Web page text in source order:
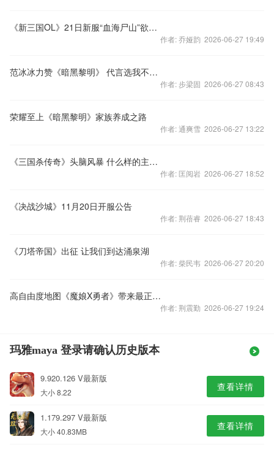
《新三国OL》21日新服“血海尸山”欲血沸腾
作者: 乔娅韵 2026-06-27 19:49
范冰冰力赞《暗黑黎明》 代言选我不如我选代言！
作者: 步梁固 2026-06-27 08:43
荣耀至上《暗黑黎明》家族养成之路
作者: 通爽雪 2026-06-27 13:22
《三国杀传奇》头脑风暴 什么样的主公才够
作者: 匡阅岩 2026-06-27 18:52
《决战沙城》11月20日开服公告
作者: 荆蓓睿 2026-06-27 18:43
《刀塔帝国》出征 让我们到达涌泉湖
作者: 柴民韦 2026-06-27 20:20
高自由度地图《魔娘X勇者》带来最正统RPG体验
作者: 荆震勤 2026-06-27 19:24
玛雅maya 登录请确认历史版本
9.920.126 V最新版
大小 8.22 查看详情
1.179.297 V最新版
大小 40.83MB 查看详情